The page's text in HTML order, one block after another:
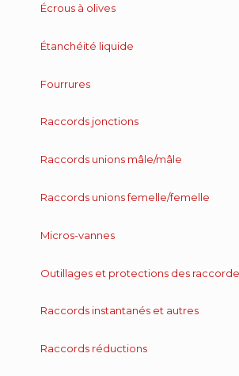
Écrous à olives
Étanchéité liquide
Fourrures
Raccords jonctions
Raccords unions mâle/mâle
Raccords unions femelle/femelle
Micros-vannes
Outillages et protections des
Raccords instantanés et autres
Raccords réductions